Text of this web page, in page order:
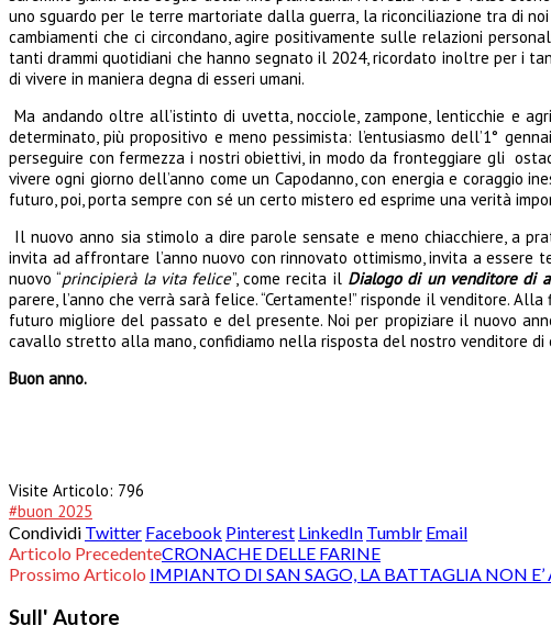
uno sguardo per le terre martoriate dalla guerra, la riconciliazione tra di
cambiamenti che ci circondano, agire positivamente sulle relazioni
tanti drammi quotidiani che hanno segnato il 2024, ricordato inoltre per i
di vivere in maniera degna di esseri umani.
Ma andando oltre all’istinto di uvetta, nocciole, zampone, lenticchie e
determinato, più propositivo e meno pessimista: l’entusiasmo dell’1°
perseguire con fermezza i nostri obiettivi, in modo da fronteggiare gli
vivere ogni giorno dell’anno come un Capodanno, con energia e
futuro, poi, porta sempre con sé un certo mistero ed esprime una verità
Il nuovo anno sia stimolo a dire parole sensate e meno chiacchiere, a
invita ad affrontare l’anno nuovo con rinnovato ottimismo, invita a essere
nuovo “principierà la vita felice”, come recita il Dialogo di un venditore di
parere, l’anno che verrà sarà felice. “Certamente!” risponde il venditore.
futuro migliore del passato e del presente. Noi per propiziare il nuovo
cavallo stretto alla mano, confidiamo nella risposta del nostro venditore di
Buon anno.
Visite Articolo: 796
#buon 2025
Condividi Twitter Facebook Pinterest LinkedIn Tumblr Email
Articolo PrecedenteCRONACHE DELLE FARINE
Prossimo Articolo IMPIANTO DI SAN SAGO, LA BATTAGLIA NON E’
Sull' Autore